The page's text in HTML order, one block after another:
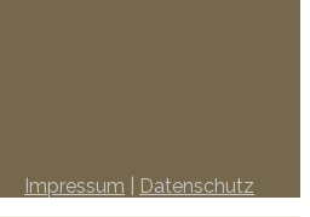
Impressum
Datenschutz